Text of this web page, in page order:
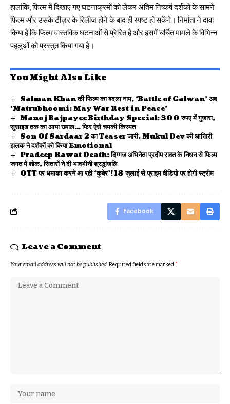
हालांकि, फिल्म में दिखाए गए घटनाक्रमों को लेकर अंतिम निष्कर्ष दर्शकों के सामने
फिल्म और उसके टीज़र के रिलीज होने के बाद ही स्पष्ट हो सकेंगे। निर्माता ने दावा
किया है कि फिल्म वास्तविक घटनाओं से प्रेरित है और इसमें चर्चित मामले के विभिन्न
पहलुओं को प्रस्तुत किया गया है।
You Might Also Like
Salman Khan की फिल्म का बदला नाम, ‘Battle of Galwan’ अब
‘Matrubhoomi: May War Rest in Peace’
Manoj Bajpayee Birthday Special: 300 रुपए में गुजारा,
सुसाइड तक का आया ख्याल… फिर ऐसे चमकी किस्मत
Son Of Sardaar 2 का Teaser जारी, Mukul Dev की आखिरी
झलक ने दर्शकों को किया Emotional
Pradeep Rawat Death: दिग्गज अभिनेता प्रदीप रावत के निधन से फिल्म
जगत में शोक, सितारों ने दी भावभीनी श्रद्धांजलि
OTT पर धमाका करने आ रही ‘कुबेर’! 18 जुलाई से प्राइम वीडियो पर होगी स्ट्रीम
Facebook
Leave a Comment
Your email address will not be published.Required fields are marked*